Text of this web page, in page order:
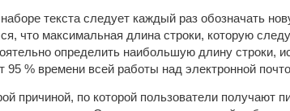
текста следует каждый раз обозначать
что максимальная длина строки, которую
определить наибольшую длину строки,
95 % времени всей работы над электронной
причиной, по которой пользователи получают